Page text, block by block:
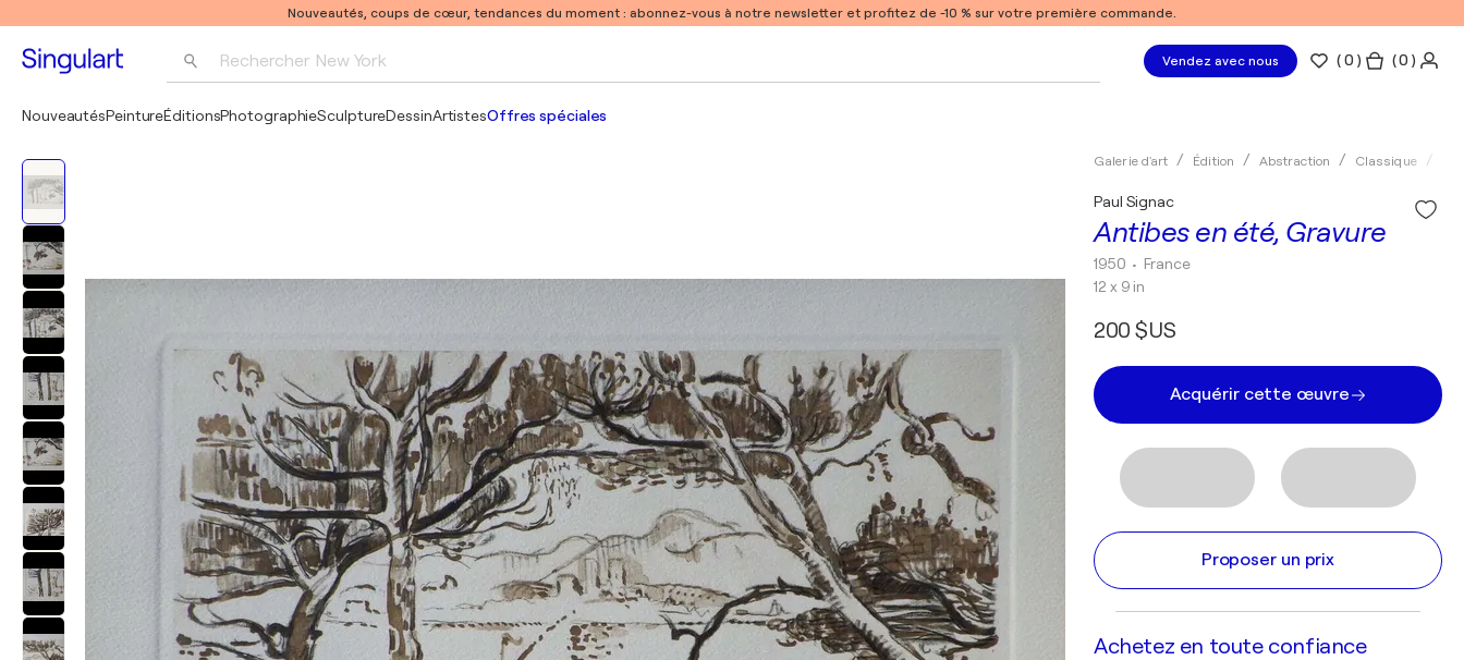
Nouveautés, coups de cœur, tendances du moment : abonnez-vous à notre newsletter et profitez de -10 % sur votre première commande.
Rechercher New York Vendez avec nous (0 ) ( 0 )
NouveautésPeintureÉditionsPhotographieSculptureDessinArtistesOffres spéciales
Galerie d'art Édition Abstraction Classique
Antibes en été, Gravure
Paul Signac
1950 • France
12 x 9 in
200 $US
Acquérir cette œuvre
Proposer un prix
Achetez en toute confiance